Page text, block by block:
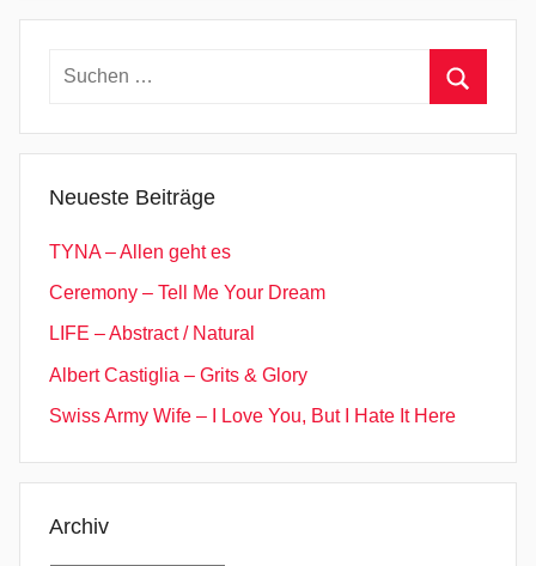
Suchen
Neueste Beiträge
TYNA – Allen geht es
Ceremony – Tell Me Your Dream
LIFE – Abstract / Natural
Albert Castiglia – Grits & Glory
Swiss Army Wife – I Love You, But I Hate It Here
Archiv